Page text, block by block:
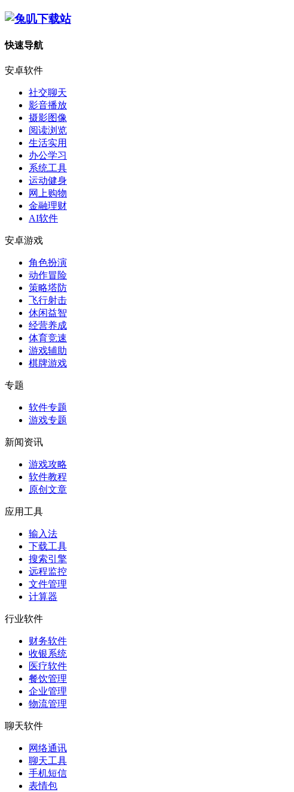
快速导航
安卓软件
社交聊天
影音播放
摄影图像
阅读浏览
生活实用
办公学习
系统工具
运动健身
网上购物
金融理财
AI软件
安卓游戏
角色扮演
动作冒险
策略塔防
飞行射击
休闲益智
经营养成
体育竞速
游戏辅助
棋牌游戏
专题
软件专题
游戏专题
新闻资讯
游戏攻略
软件教程
原创文章
应用工具
输入法
下载工具
搜索引擎
远程监控
文件管理
计算器
行业软件
财务软件
收银系统
医疗软件
餐饮管理
企业管理
物流管理
聊天软件
网络通讯
聊天工具
手机短信
表情包